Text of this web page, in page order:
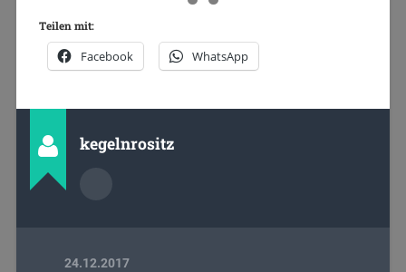
Teilen mit:
Facebook WhatsApp
kegelnrositz
24.12.2017